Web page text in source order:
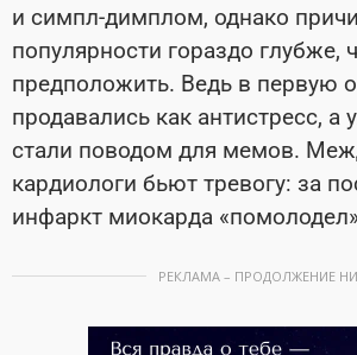
и симпл-димплом, однако
популярности гораздо
предположить. Ведь в первую
продавались как антистресс, а
стали поводом для мемов.
кардиологи бьют тревогу: за
инфаркт миокарда
РЕКЛАМА – ПРОДОЛЖЕНИЕ